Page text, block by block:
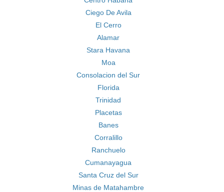
Ciego De Avila
El Cerro
Alamar
Stara Havana
Moa
Consolacion del Sur
Florida
Trinidad
Placetas
Banes
Corralillo
Ranchuelo
Cumanayagua
Santa Cruz del Sur
Minas de Matahambre